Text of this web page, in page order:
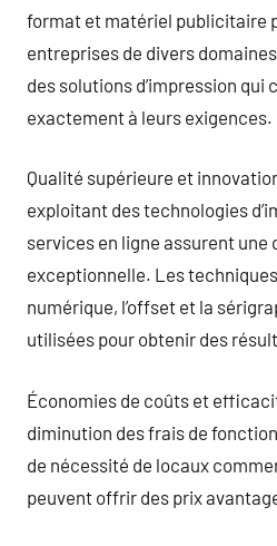
format et matériel publicitaire
entreprises de divers
des solutions d’impression qui
exactement à leurs exigences.
Qualité supérieure et
exploitant des technologies
services en ligne assurent une
exceptionnelle. Les
numérique, l’offset et la
utilisées pour obtenir des
Économies de coûts et
diminution des frais de
de nécessité de locaux
peuvent offrir des prix